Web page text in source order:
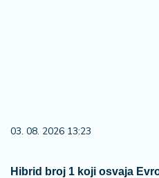
03. 08. 2026 13:23
Hibrid broj 1 koji osvaja